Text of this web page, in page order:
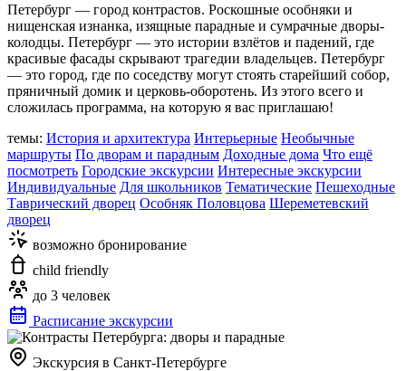
Петербург — город контрастов. Роскошные особняки и
нищенская изнанка, изящные парадные и сумрачные дворы-
колодцы. Петербург — это истории взлётов и падений, где
красивые фасады скрывают трагедии владельцев. Петербург
— это город, где по соседству могут стоять старейший собор,
пряничный домик и церковь-оборотень. Из этого всего и
сложилась программа, на которую я вас приглашаю!
темы: История и архитектура Интерьерные Необычные
маршруты По дворам и парадным Доходные дома Что ещё
посмотреть Городские экскурсии Интересные экскурсии
Индивидуальные Для школьников Тематические Пешеходные
Таврический дворец Особняк Половцова Шереметевский
дворец
возможно бронирование
child friendly
до 3 человек
Расписание экскурсии
Экскурсия в Санкт-Петербурге